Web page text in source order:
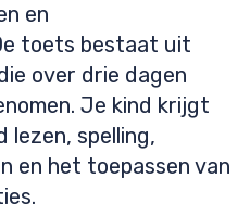
en
toets bestaat uit
over drie dagen
Je kind krijgt
lezen, spelling,
en het toepassen van